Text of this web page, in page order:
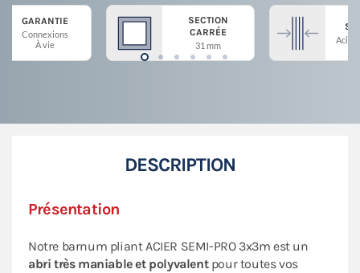
GARANTIE
Connexions
À vie
SECTION
CARRÉE
31 mm
Acier
DESCRIPTION
Présentation
Notre barnum pliant ACIER SEMI-PRO 3x3m est un
abri très maniable et polyvalentpour toutes vos